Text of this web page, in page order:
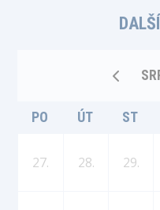
PO ÚT ST
27. 28. 29.